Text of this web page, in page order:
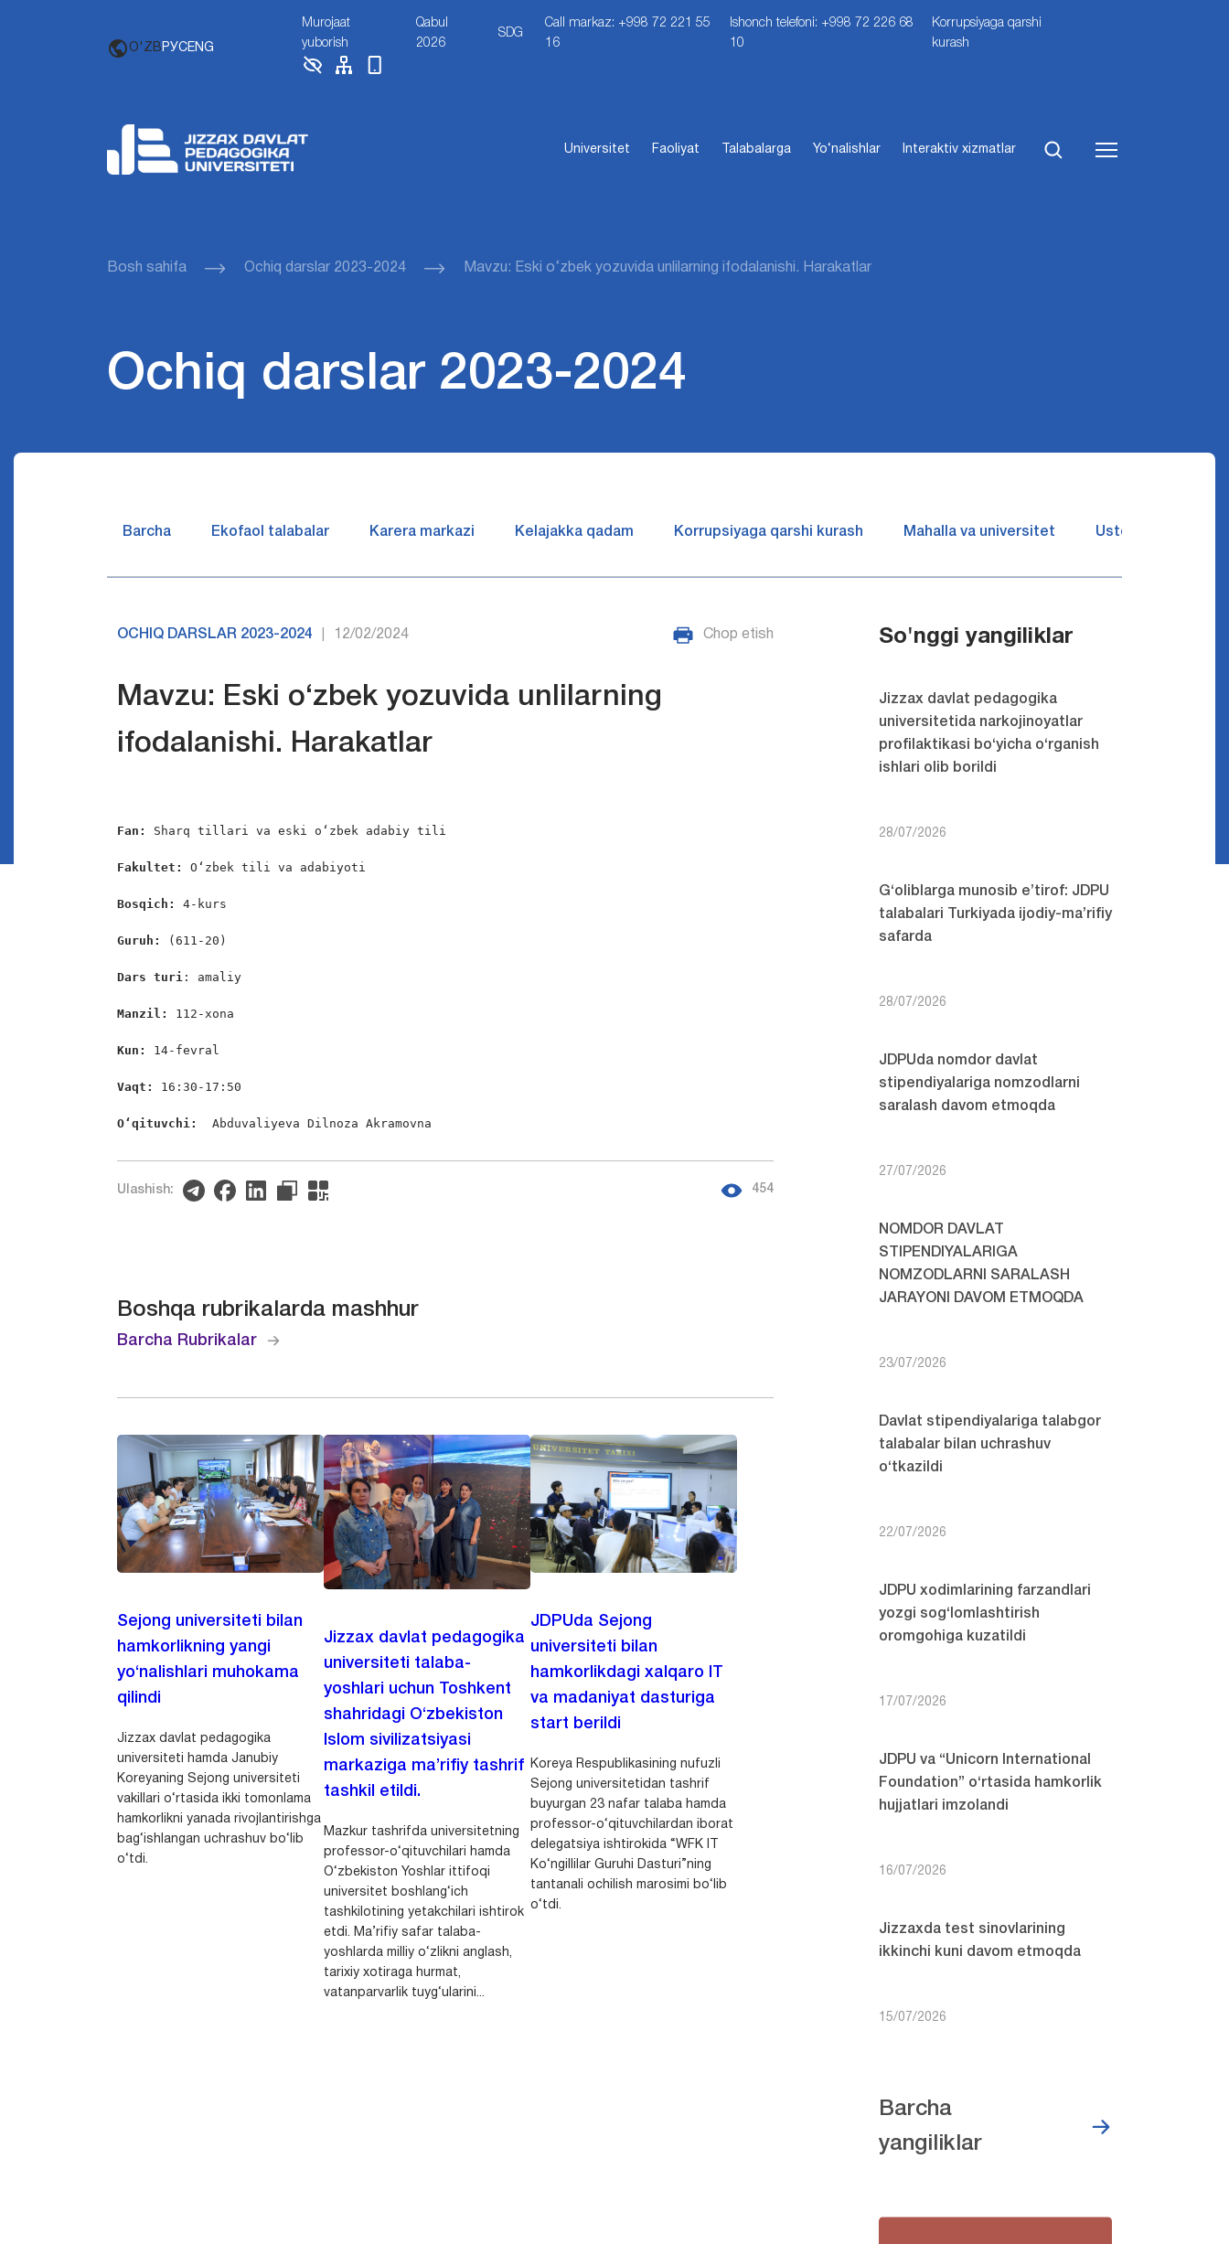
O'ZB РУСENG
Murojaat
yuborish
Qabul
2026
SDG
Call markaz: +998 72 221 55
16
Ishonch telefoni: +998 72 226 68
10
Korrupsiyaga qarshi
kurash
Universitet Faoliyat Talabalarga Yo‘nalishlar Interaktiv xizmatlar
Bosh sahifa Ochiq darslar 2023-2024 Mavzu: Eski o‘zbek yozuvida unlilarning ifodalanishi. Harakatlar
Ochiq darslar 2023-2024
Barcha Ekofaol talabalar Karera markazi Kelajakka qadam Korrupsiyaga qarshi kurash Mahalla va universitet Ustozlar suhbatin
OCHIQ DARSLAR 2023-2024 12/02/2024 Chop etish
Mavzu: Eski o‘zbek yozuvida unlilarning
ifodalanishi. Harakatlar
Fan: Sharq tillari va eski o‘zbek adabiy tili
Fakultet: O‘zbek tili va adabiyoti
Bosqich: 4-kurs
Guruh: (611-20)
Dars turi : amaliy
Manzil: 112-xona
Kun: 14-fevral
Vaqt: 16:30-17:50
O‘qituvchi: Abduvaliyeva Dilnoza Akramovna
Ulashish: 454
Boshqa rubrikalarda mashhur
Barcha Rubrikalar
Sejong universiteti bilan
hamkorlikning yangi
yo‘nalishlari muhokama
qilindi
Jizzax davlat pedagogika
universiteti hamda Janubiy
Koreyaning Sejong universiteti
vakillari o‘rtasida ikki tomonlama
hamkorlikni yanada rivojlantirishga
bag‘ishlangan uchrashuv bo‘lib
o‘tdi.
Jizzax davlat pedagogika
universiteti talaba-
yoshlari uchun Toshkent
shahridagi O‘zbekiston
Islom sivilizatsiyasi
markaziga ma’rifiy tashrif
tashkil etildi.
Mazkur tashrifda universitetning
professor-o‘qituvchilari hamda
O‘zbekiston Yoshlar ittifoqi
universitet boshlang‘ich
tashkilotining yetakchilari ishtirok
etdi. Ma’rifiy safar talaba-
yoshlarda milliy o‘zlikni anglash,
tarixiy xotiraga hurmat,
vatanparvarlik tuyg‘ularini...
JDPUda Sejong
universiteti bilan
hamkorlikdagi xalqaro IT
va madaniyat dasturiga
start berildi
Koreya Respublikasining nufuzli
Sejong universitetidan tashrif
buyurgan 23 nafar talaba hamda
professor-o‘qituvchilardan iborat
delegatsiya ishtirokida “WFK IT
Ko‘ngillilar Guruhi Dasturi”ning
tantanali ochilish marosimi bo‘lib
o‘tdi.
So'nggi yangiliklar
Jizzax davlat pedagogika
universitetida narkojinoyatlar
profilaktikasi bo‘yicha o‘rganish
ishlari olib borildi
28/07/2026
G‘oliblarga munosib e’tirof: JDPU
talabalari Turkiyada ijodiy-ma’rifiy
safarda
28/07/2026
JDPUda nomdor davlat
stipendiyalariga nomzodlarni
saralash davom etmoqda
27/07/2026
NOMDOR DAVLAT
STIPENDIYALARIGA
NOMZODLARNI SARALASH
JARAYONI DAVOM ETMOQDA
23/07/2026
Davlat stipendiyalariga talabgor
talabalar bilan uchrashuv
o‘tkazildi
22/07/2026
JDPU xodimlarining farzandlari
yozgi sog‘lomlashtirish
oromgohiga kuzatildi
17/07/2026
JDPU va “Unicorn International
Foundation” o‘rtasida hamkorlik
hujjatlari imzolandi
16/07/2026
Jizzaxda test sinovlarining
ikkinchi kuni davom etmoqda
15/07/2026
Barcha
yangiliklar